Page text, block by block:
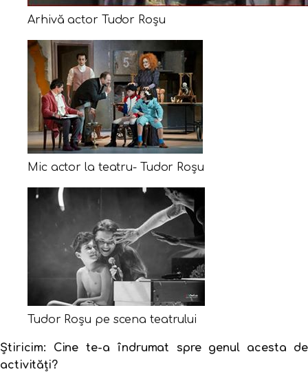
Arhivă actor Tudor Roșu
Mic actor la teatru- Tudor Roșu
Tudor Roșu pe scena teatrului
Știricim: Cine te-a îndrumat spre genul acesta de
activități?